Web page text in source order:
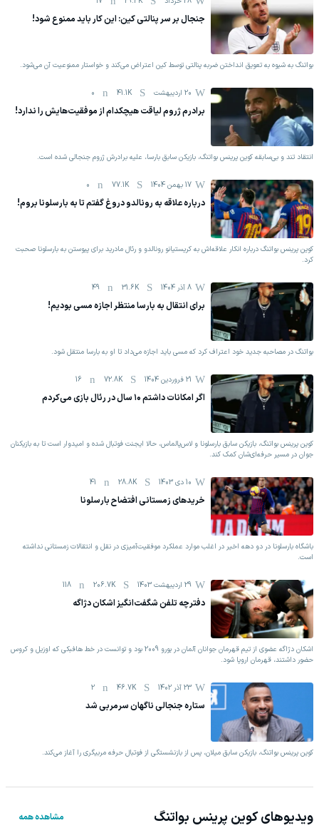
جنجال بر سر پنالتی کین: این کار باید ممنوع شود!
بواتنگ به شیوه به تعویق انداختن ضربه پنالتی توسط کین اعتراض می‌کند و خواستار ممنوعیت آن می‌شود.
20 اردیبهشت 41.1K
0
برادرم ژروم لیاقت هیچکدام از موفقیت‌هایش را ندارد!
انتقاد تند و بی‌سابقه کوین پرینس بواتنگ، بازیکن سابق بارسا، علیه برادرش ژروم جنجالی شده است.
17 بهمن 1404 77.1K
0
درباره علاقه به رونالدو دروغ گفتم تا به بارسلونا بروم!
کوین پرینس بواتنگ درباره انکار علاقه‌اش به کریستیانو رونالدو و رئال مادرید برای پیوستن به بارسلونا صحبت
کرد.
8 آذر 1404 31.6K
49
برای انتقال به بارسا منتظر اجازه مسی بودیم!
بواتنگ در مصاحبه جدید خود اعتراف کرد که مسی باید اجازه می‌داد تا او به بارسا منتقل شود.
21 فروردين 1404 72.8K
16
اگر امکانات داشتم ۱۰ سال در رئال بازی می‌کردم
کوین پرینس بواتنگ، بازیکن سابق بارسلونا و لاس‌پالماس، حالا ایجنت فوتبال شده و امیدوار است تا به بازیکنان
جوان در مسیر حرفه‌ای‌شان کمک کند.
10 دی 1403 28.8K
41
خریدهای زمستانی افتضاح بارسلونا
باشگاه بارسلونا در دو دهه اخیر در اغلب موارد عملکرد موفقیت‌آمیزی در نقل و انتقالات زمستانی نداشته
است.
29 اردیبهشت 1403 206.7K
118
دفترچه تلفن شگفت‌انگیز اشکان دژاگه
اشکان دژاگه عضوی از تیم قهرمان جوانان آلمان در یورو 2009 بود و توانست در خط هافبکی که اوزیل و کروس
حضور داشتند، قهرمان اروپا شود.
23 آذر 1402 46.7K
2
ستاره جنجالی ناگهان سرمربی شد
کوین پرینس بواتنگ، بازیکن سابق میلان، پس از بازنشستگی از فوتبال حرفه مربیگری را آغاز می‌کند.
ویدیوهایکوین پرینس بواتنگ مشاهده همه